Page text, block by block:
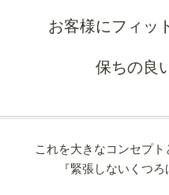
お客様にフィッ
保ちの良
これを大きなコンセプト
『緊張しないくつろ